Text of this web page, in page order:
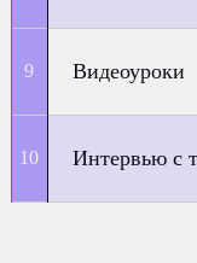
Видеоуроки
Интервью с